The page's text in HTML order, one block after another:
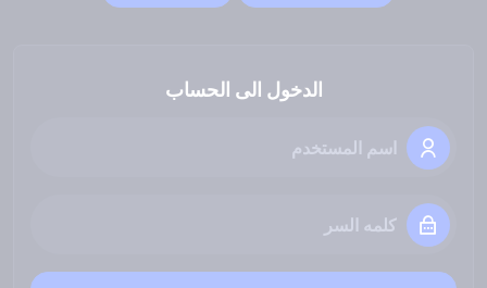
الدخول الى الحساب